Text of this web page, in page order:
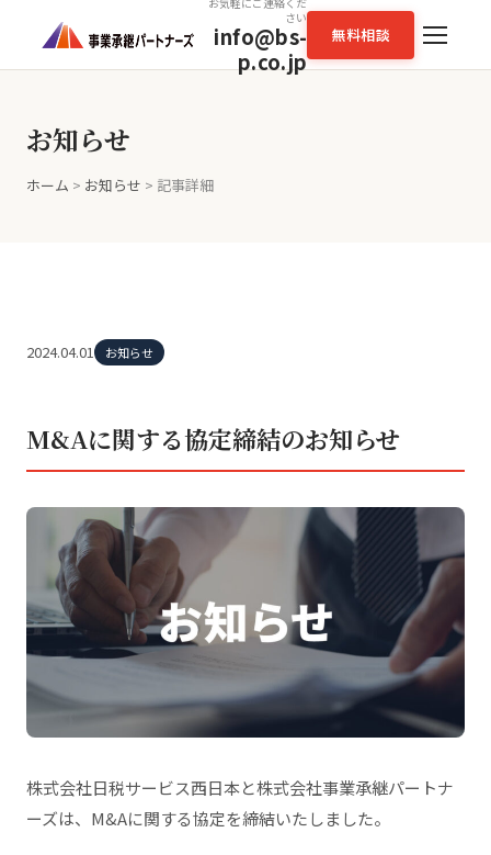
さい
info@bs-
p.co.jp
無料相談
お知らせ
ホーム > お知らせ > 記事詳細
2024.04.01 お知らせ
M&Aに関する協定締結のお知らせ
株式会社日税サービス西日本と株式会社事業承継パートナ
ーズは、M&Aに関する協定を締結いたしました。